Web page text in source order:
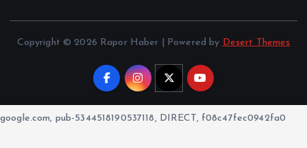
Copyright © 2026 Rapor Haber | Powered by Desert Themes
google.com, pub-5344518190537118, DIRECT, f08c47fec0942fa0